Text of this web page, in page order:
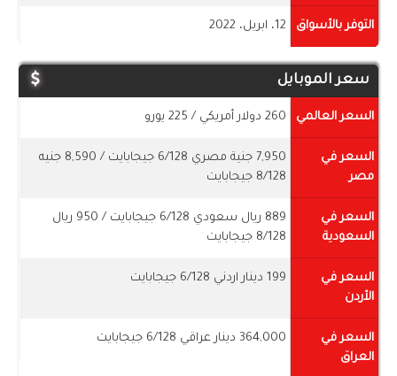
التوفر بالأسواق 12، ابريل، 2022
سعر الموبايل
السعر العالمي 260 دولار أمريكي / 225 يورو
السعر في
مصر
7,950 جنية مصري 6/128 جيجابايت / 8,590 جنيه
8/128 جيجابايت
السعر في
السعودية
889 ريال سعودي 6/128 جيجابايت / 950 ريال
8/128 جيجابايت
السعر في
الأردن
199 دينار اردني 6/128 جيجابايت
السعر في
العراق
364,000 دينار عراقي 6/128 جيجابايت